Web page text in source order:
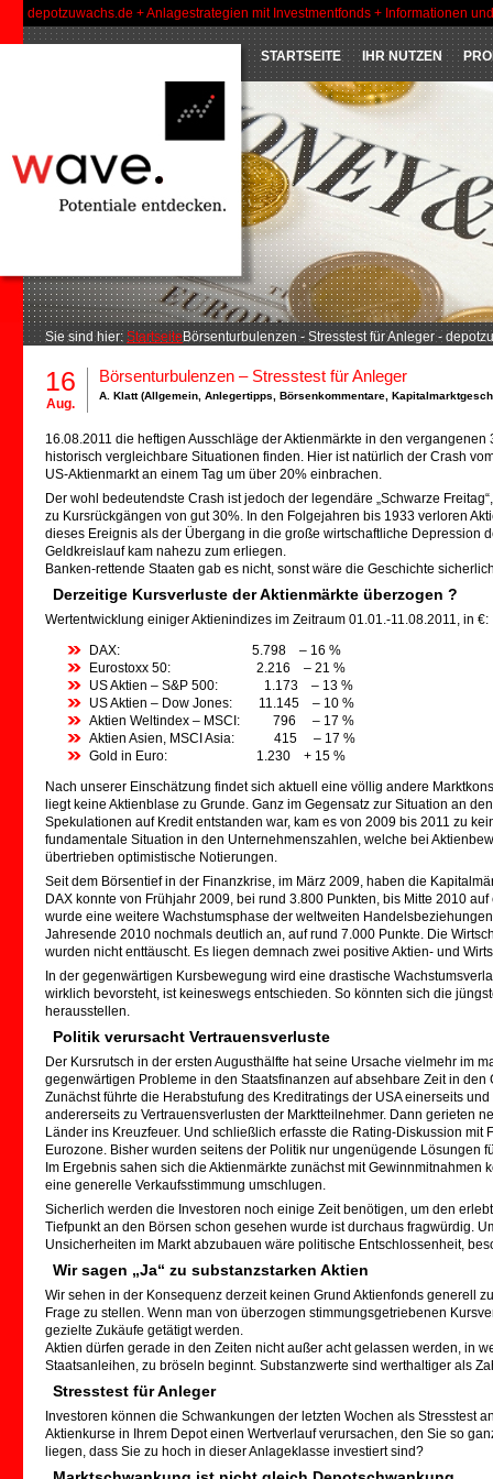
depotzuwachs.de + Anlagestrategien mit Investmentfonds + Informationen
STARTSEITE IHR NUTZEN
Sie sind hier: StartseiteBörsenturbulenzen - Stresstest für Anleger -
16
Aug.
Börsenturbulenzen – Stresstest für Anleger
A. Klatt (Allgemein Anlegertipps Börsenkommentare
16.08.2011 die heftigen Ausschläge der Aktienmärkte in den
historisch vergleichbare Situationen finden. Hier ist natürlich der Crash
US-Aktienmarkt an einem Tag um über 20% einbrachen.
Der wohl bedeutendste Crash ist jedoch der legendäre „Schwarze
zu Kursrückgängen von gut 30%. In den Folgejahren bis 1933 verloren
dieses Ereignis als der Übergang in die große wirtschaftliche Depression
Geldkreislauf kam nahezu zum erliegen.
Banken-rettende Staaten gab es nicht, sonst wäre die Geschichte
Derzeitige Kursverluste der Aktienmärkte überzogen ?
Wertentwicklung einiger Aktienindizes im Zeitraum 01.01.-11.08.2011, in €:
DAX: 5.798 – 16 %
Eurostoxx 50: 2.216 – 21 %
US Aktien – S&P 500: 1.173 – 13 %
US Aktien – Dow Jones: 11.145 – 10 %
Aktien Weltindex – MSCI: 796 – 17 %
Aktien Asien, MSCI Asia: 415 – 17 %
Gold in Euro: 1.230 + 15 %
Nach unserer Einschätzung findet sich aktuell eine völlig andere
liegt keine Aktienblase zu Grunde. Ganz im Gegensatz zur Situation an
Spekulationen auf Kredit entstanden war, kam es von 2009 bis 2011 zu
fundamentale Situation in den Unternehmenszahlen, welche bei
übertrieben optimistische Notierungen.
Seit dem Börsentief in der Finanzkrise, im März 2009, haben die
DAX konnte von Frühjahr 2009, bei rund 3.800 Punkten, bis Mitte 2010
wurde eine weitere Wachstumsphase der weltweiten
Jahresende 2010 nochmals deutlich an, auf rund 7.000 Punkte. Die
wurden nicht enttäuscht. Es liegen demnach zwei positive Aktien- und
In der gegenwärtigen Kursbewegung wird eine drastische
wirklich bevorsteht, ist keineswegs entschieden. So könnten sich die
herausstellen.
Politik verursacht Vertrauensverluste
Der Kursrutsch in der ersten Augusthälfte hat seine Ursache vielmehr im
gegenwärtigen Probleme in den Staatsfinanzen auf absehbare Zeit in den
Zunächst führte die Herabstufung des Kreditratings der USA einerseits
andererseits zu Vertrauensverlusten der Marktteilnehmer. Dann gerieten
Länder ins Kreuzfeuer. Und schließlich erfasste die Rating-Diskussion
Eurozone. Bisher wurden seitens der Politik nur ungenügende Lösungen
Im Ergebnis sahen sich die Aktienmärkte zunächst mit
eine generelle Verkaufsstimmung umschlugen.
Sicherlich werden die Investoren noch einige Zeit benötigen, um den
Tiefpunkt an den Börsen schon gesehen wurde ist durchaus fragwürdig.
Unsicherheiten im Markt abzubauen wäre politische Entschlossenheit,
Wir sagen „Ja“ zu substanzstarken Aktien
Wir sehen in der Konsequenz derzeit keinen Grund Aktienfonds generell
Frage zu stellen. Wenn man von überzogen stimmungsgetriebenen
gezielte Zukäufe getätigt werden.
Aktien dürfen gerade in den Zeiten nicht außer acht gelassen werden, in
Staatsanleihen, zu bröseln beginnt. Substanzwerte sind werthaltiger als
Stresstest für Anleger
Investoren können die Schwankungen der letzten Wochen als Stresstest
Aktienkurse in Ihrem Depot einen Wertverlauf verursachen, den Sie so
liegen, dass Sie zu hoch in dieser Anlageklasse investiert sind?